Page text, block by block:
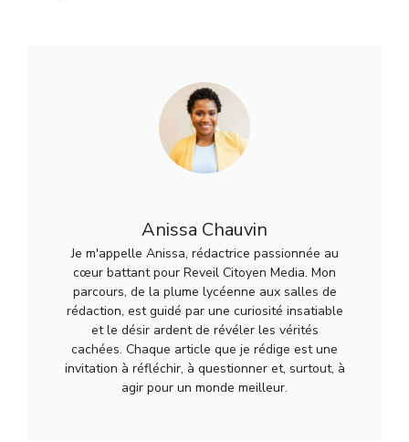
Anissa Chauvin
Je m'appelle Anissa, rédactrice passionnée au
cœur battant pour Reveil Citoyen Media. Mon
parcours, de la plume lycéenne aux salles de
rédaction, est guidé par une curiosité insatiable
et le désir ardent de révéler les vérités
cachées. Chaque article que je rédige est une
invitation à réfléchir, à questionner et, surtout, à
agir pour un monde meilleur.